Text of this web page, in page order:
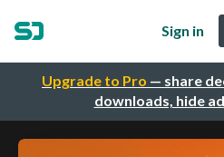
Upgrade to Pro — share
downloads, hide
Sign in